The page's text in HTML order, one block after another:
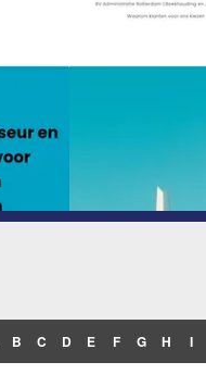
B C D E F G H I